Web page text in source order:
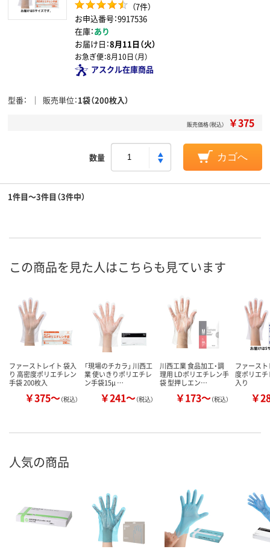
（7件）
お申込番号：9917536
在庫：あり
お届け日：8月11日（火）
お急ぎ便：8月10日（月）
アスクル在庫商品
型番 販売単位 1袋（200枚入）
販売価格（税込） ￥375
数量 カゴへ
1件目～3件目（3件中）
この商品を見た人はこちらも見ています
ファーストレイト 袋入
り 高密度ポリエチレン
手袋 200枚入
￥375～（税込）
「現場のチカラ」 川西工
業 使いきりポリエチレ
ン手袋15μ …
￥241～（税込）
川西工業 食品加工・調
理用 LDポリエチレン手
袋 型押しエン…
￥173～（税込）
ファース
度ポリエ
入り
￥
人気の商品